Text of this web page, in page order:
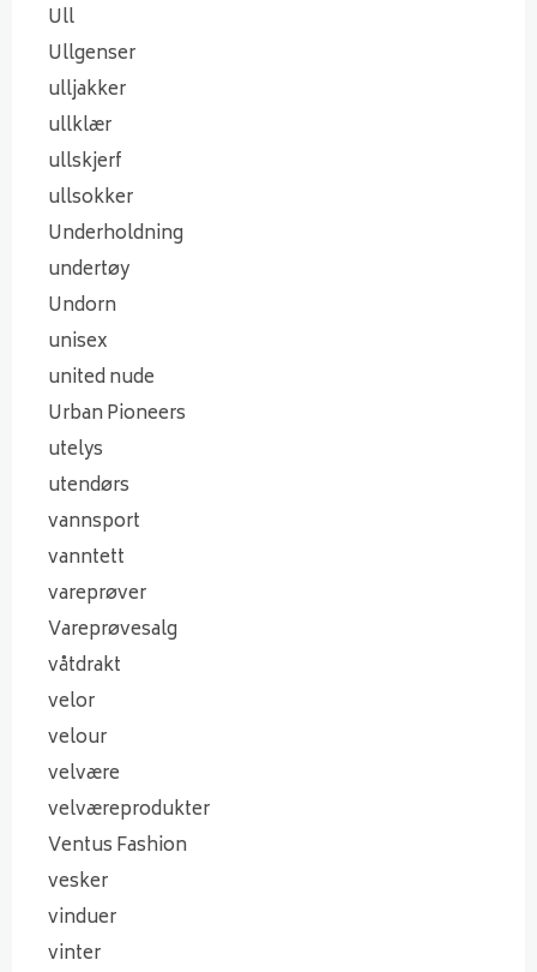
Ull
Ullgenser
ulljakker
ullklær
ullskjerf
ullsokker
Underholdning
undertøy
Undorn
unisex
united nude
Urban Pioneers
utelys
utendørs
vannsport
vanntett
vareprøver
Vareprøvesalg
våtdrakt
velor
velour
velvære
velværeprodukter
Ventus Fashion
vesker
vinduer
vinter